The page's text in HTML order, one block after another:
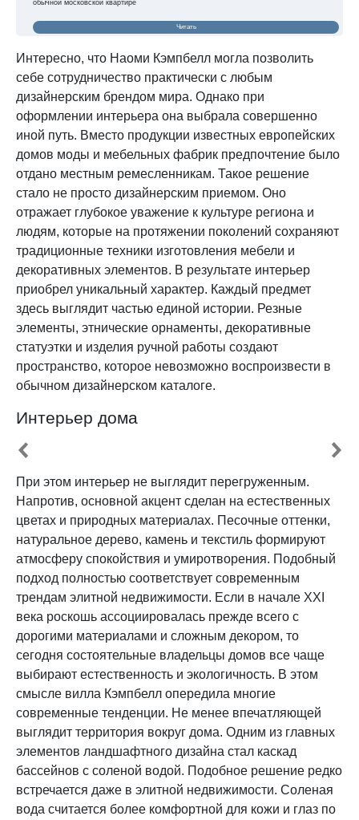
обычной московской квартире
Читать
Интересно, что Наоми Кэмпбелл могла позволить
себе сотрудничество практически с любым
дизайнерским брендом мира. Однако при
оформлении интерьера она выбрала совершенно
иной путь. Вместо продукции известных европейских
домов моды и мебельных фабрик предпочтение было
отдано местным ремесленникам. Такое решение
стало не просто дизайнерским приемом. Оно
отражает глубокое уважение к культуре региона и
людям, которые на протяжении поколений сохраняют
традиционные техники изготовления мебели и
декоративных элементов. В результате интерьер
приобрел уникальный характер. Каждый предмет
здесь выглядит частью единой истории. Резные
элементы, этнические орнаменты, декоративные
статуэтки и изделия ручной работы создают
пространство, которое невозможно воспроизвести в
обычном дизайнерском каталоге.
Интерьер дома
При этом интерьер не выглядит перегруженным.
Напротив, основной акцент сделан на естественных
цветах и природных материалах. Песочные оттенки,
натуральное дерево, камень и текстиль формируют
атмосферу спокойствия и умиротворения. Подобный
подход полностью соответствует современным
трендам элитной недвижимости. Если в начале XXI
века роскошь ассоциировалась прежде всего с
дорогими материалами и сложным декором, то
сегодня состоятельные владельцы домов все чаще
выбирают естественность и экологичность. В этом
смысле вилла Кэмпбелл опередила многие
современные тенденции. Не менее впечатляющей
выглядит территория вокруг дома. Одним из главных
элементов ландшафтного дизайна стал каскад
бассейнов с соленой водой. Подобное решение редко
встречается даже в элитной недвижимости. Соленая
вода считается более комфортной для кожи и глаз по